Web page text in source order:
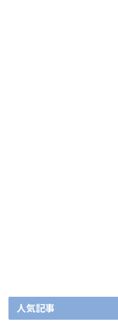
人気記事